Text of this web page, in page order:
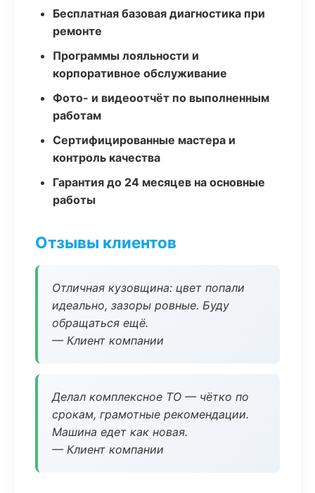
Бесплатная базовая диагностика при
ремонте
Программы лояльности и
корпоративное обслуживание
Фото- и видеоотчёт по выполненным
работам
Сертифицированные мастера и
контроль качества
Гарантия до 24 месяцев на основные
работы
Отзывы клиентов
Отличная кузовщина: цвет попали
идеально, зазоры ровные. Буду
обращаться ещё.
— Клиент компании
Делал комплексное ТО — чётко по
срокам, грамотные рекомендации.
Машина едет как новая.
— Клиент компании